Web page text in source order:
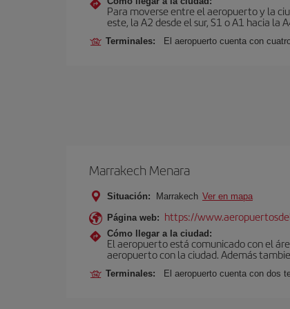
Para moverse entre el aeropuerto y la
este, la A2 desde el sur, S1 o A1 hacia la
Terminales: El aeropuerto cuenta con
Marrakech Menara
Situación: Marrakech Ver en mapa
Página web: https://
Cómo llegar a la ciudad:
El aeropuerto está comunicado con el
aeropuerto con la ciudad. Además
Terminales: El aeropuerto cuenta con dos